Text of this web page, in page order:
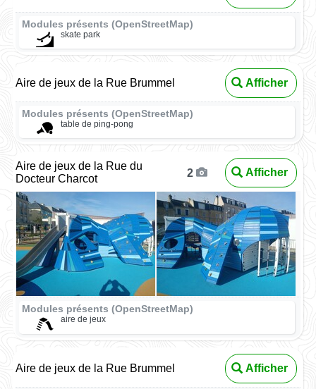
Modules présents (OpenStreetMap)
skate park
Aire de jeux de la Rue Brummel Afficher
Modules présents (OpenStreetMap)
table de ping-pong
Aire de jeux de la Rue du
Docteur Charcot
2 Afficher
Modules présents (OpenStreetMap)
aire de jeux
Aire de jeux de la Rue Brummel Afficher